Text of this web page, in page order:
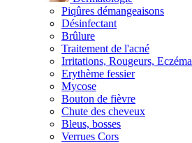
Piqûres démangeaisons
Désinfectant
Brûlure
Traitement de l'acné
Irritations, Rougeurs, Eczéma
Erythème fessier
Mycose
Bouton de fièvre
Chute des cheveux
Bleus, bosses
Verrues Cors